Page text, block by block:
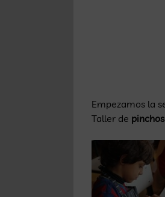
Empezamos la
Taller de